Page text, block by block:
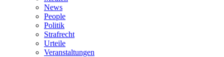
News
People
Politik
Strafrecht
Urteile
Veranstaltungen